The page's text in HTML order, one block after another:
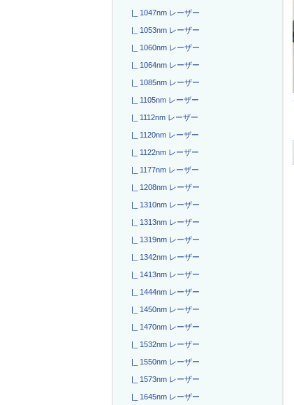
|_ 1047nm レーザー
|_ 1053nm レーザー
|_ 1060nm レーザー
|_ 1064nm レーザー
|_ 1085nm レーザー
|_ 1105nm レーザー
|_ 1112nm レーザー
|_ 1120nm レーザー
|_ 1122nm レーザー
|_ 1177nm レーザー
|_ 1208nm レーザー
|_ 1310nm レーザー
|_ 1313nm レーザー
|_ 1319nm レーザー
|_ 1342nm レーザー
|_ 1413nm レーザー
|_ 1444nm レーザー
|_ 1450nm レーザー
|_ 1470nm レーザー
|_ 1532nm レーザー
|_ 1550nm レーザー
|_ 1573nm レーザー
|_ 1645nm レーザー